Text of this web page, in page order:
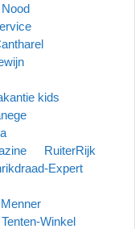
kids
RuiterRijk
Expert
Tenten-Winkel